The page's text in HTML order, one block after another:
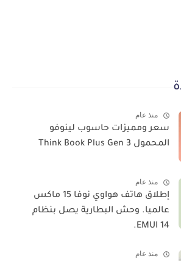
منذ عام
سعر ومميزات حاسوب لينوفو
المحمول Think Book Plus Gen 3
منذ عام
​إطلاق هاتف هواوي نوفا 15 ماكس
عالميا. وحش البطارية يصل بنظام
EMUI 14.
منذ عام